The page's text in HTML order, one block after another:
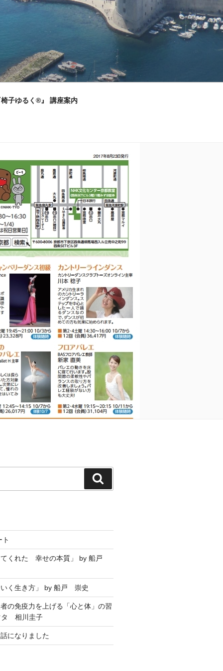
子ゆるく®』 講座案内
てくれた 幸せの本質」 by 船戸
く生き方」 by 船戸 崇史
の免疫力を上げる「心と体」の習
相川圭子
になりました